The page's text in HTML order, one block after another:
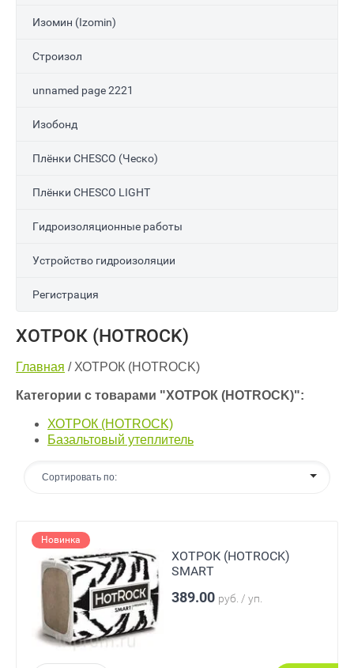
Изомин (Izomin)
Строизол
unnamed page 2221
Изобонд
Плёнки CHESCO (Ческо)
Плёнки CHESCO LIGHT
Гидроизоляционные работы
Устройство гидроизоляции
Регистрация
ХОТРОК (HOTROCK)
Главная /ХОТРОК (HOTROCK)
Категории с товарами "ХОТРОК (HOTROCK)":
ХОТРОК (HOTROCK)
Базальтовый утеплитель
Сортировать по:
Новинка
ХОТРОК (HOTROCK)
SMART
389.00 руб. / уп.